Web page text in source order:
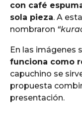
con café
sola pieza. A
nombraron
En las imágenes
funciona como
capuchino se
propuesta
presentación.